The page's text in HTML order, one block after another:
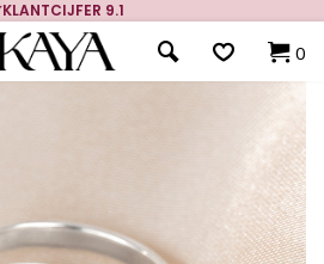
KLANTCIJFER 9.1
0